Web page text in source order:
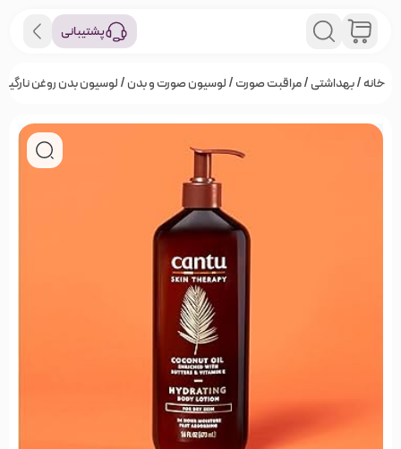
پشتیبانی
خانه/بهداشتی/مراقبت صورت/لوسیون صورت و بدن/ لوسیون بدن روغن نارگیل Cantu Hydrating